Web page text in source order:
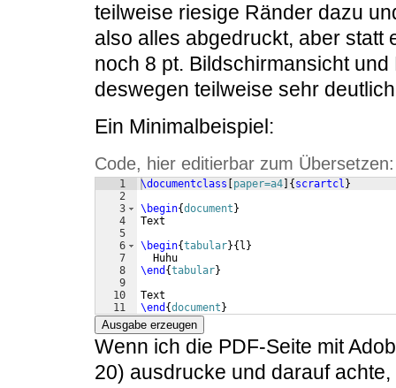
teilweise riesige Ränder dazu
also alles abgedruckt, aber statt
noch 8 pt. Bildschirmansicht
deswegen teilweise sehr
Ein Minimalbeispiel:
Code, hier editierbar zum Übersetzen:
1
2
3
4
5
6
7
8
9
10
11
\documentclass paper=a4 { scrartcl }
\begin{document }
Text
\begin{tabular}{ l }
  Huhu
\end {tabular}
Text
\end {document }
Ausgabe erzeugen
Wenn ich die PDF-Seite mit
20) ausdrucke und darauf